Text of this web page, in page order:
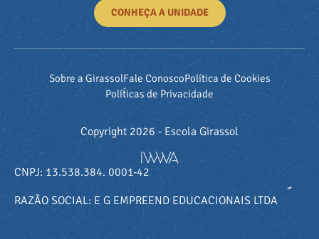
CONHEÇA A UNIDADE
Sobre a GirassolFale ConoscoPolítica de Cookies
Políticas de Privacidade
Copyright 2026 - Escola Girassol
CNPJ: 13.538.384. 0001-42
RAZÃO SOCIAL: E G EMPREEND EDUCACIONAIS LTDA